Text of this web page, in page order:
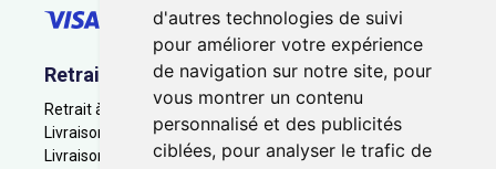
d'autres technologies de suivi
pour améliorer votre expérience
de navigation sur notre site, pour
vous montrer un contenu
personnalisé et des publicités
ciblées, pour analyser le trafic de
Retrait - Livraison
Retrait à la pharmacie - Click & Collect
Livraison en Point Relais
Livraison à domicile